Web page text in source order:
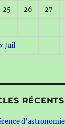
25 26 27
Juil
RÉCENTS
d’astronomie